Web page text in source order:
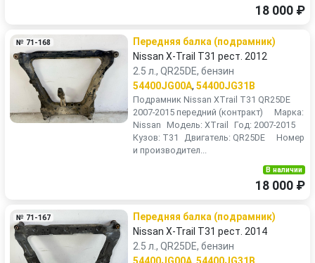
18 000 ₽
№ 71-168
Передняя балка (подрамник)
Nissan X-Trail T31 рест. 2012
2.5 л., QR25DE, бензин
54400JG00A, 54400JG31B
Подрамник Nissan XTrail T31 QR25DE
2007-2015 передний (контракт) Марка:
Nissan Модель: XTrail Год: 2007-2015
Кузов: T31 Двигатель: QR25DE Номер
и производител...
В наличии
18 000 ₽
№ 71-167
Передняя балка (подрамник)
Nissan X-Trail T31 рест. 2014
2.5 л., QR25DE, бензин